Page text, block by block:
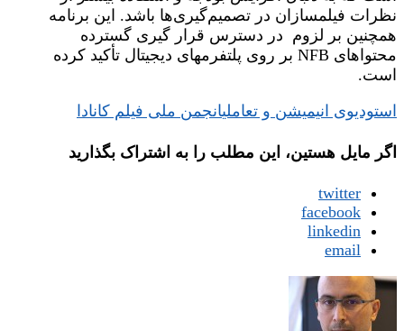
نظرات فیلمسازان در تصمیم‌گیری‌ها باشد. این برنامه
همچنین بر لزوم در دسترس قرار گیری گسترده
محتواهای NFB بر روی پلتفرمهای دیجیتال تأکید کرده
است.
استودیوی انیمیشن و تعاملیانجمن ملی فیلم کانادا
اگر مایل هستین، این مطلب را به اشتراک بگذارید
twitter
facebook
linkedin
email